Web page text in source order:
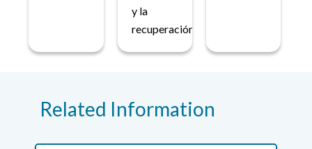
y la
recuperación.
Related Information